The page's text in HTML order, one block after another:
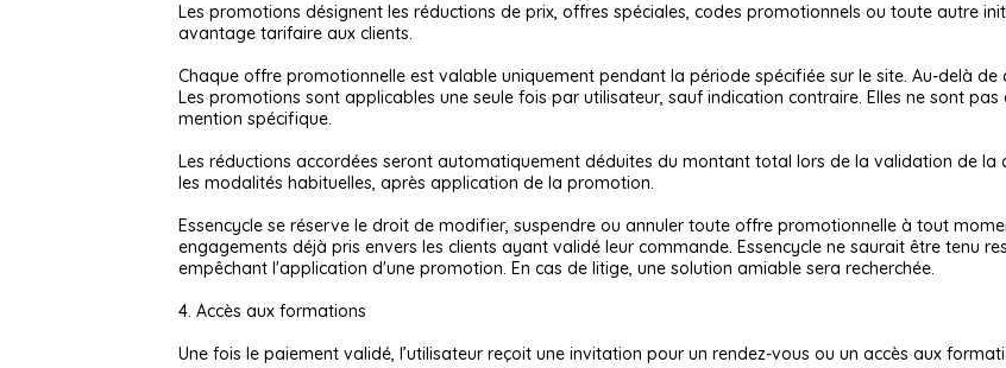
Les promotions désignent les réductions de prix, offres spéciales, codes promotionnels ou toute autre
avantage tarifaire aux clients.
Chaque offre promotionnelle est valable uniquement pendant la période spécifiée sur le site. Au-delà
Les promotions sont applicables une seule fois par utilisateur, sauf indication contraire. Elles ne sont
mention spécifique.
Les réductions accordées seront automatiquement déduites du montant total lors de la validation de la
les modalités habituelles, après application de la promotion.
Essencycle se réserve le droit de modifier, suspendre ou annuler toute offre promotionnelle à tout
engagements déjà pris envers les clients ayant validé leur commande. Essencycle ne saurait être tenu
empêchant l'application d'une promotion. En cas de litige, une solution amiable sera recherchée.
4. Accès aux formations
Une fois le paiement validé, l’utilisateur reçoit une invitation pour un rendez-vous ou un accès aux